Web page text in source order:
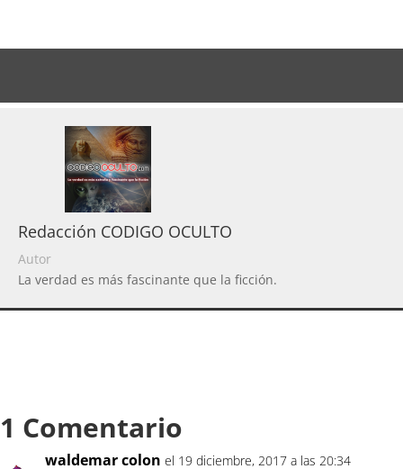
Redacción CODIGO OCULTO
Autor
La verdad es más fascinante que la ficción.
1 Comentario
waldemar colon el 19 diciembre, 2017 a las 20:34